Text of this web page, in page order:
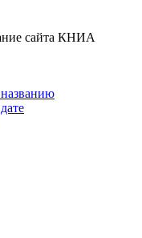
сайта КНИА